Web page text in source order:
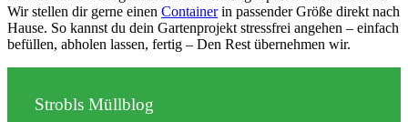
Wir stellen dir gerne einen Containerin passender Größe direkt nach
Hause. So kannst du dein Gartenprojekt stressfrei angehen – einfach
befüllen, abholen lassen, fertig – Den Rest übernehmen wir.
Strobls Müllblog